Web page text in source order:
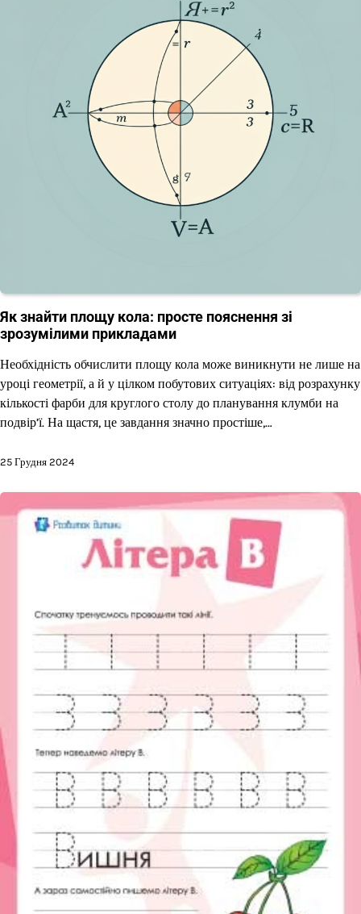
Як знайти площу кола: просте пояснення зі
зрозумілими прикладами
Необхідність обчислити площу кола може виникнути не лише на
уроці геометрії, а й у цілком побутових ситуаціях: від розрахунку
кількості фарби для круглого столу до планування клумби на
подвір’ї. На щастя, це завдання значно простіше,…
25 Грудня 2024